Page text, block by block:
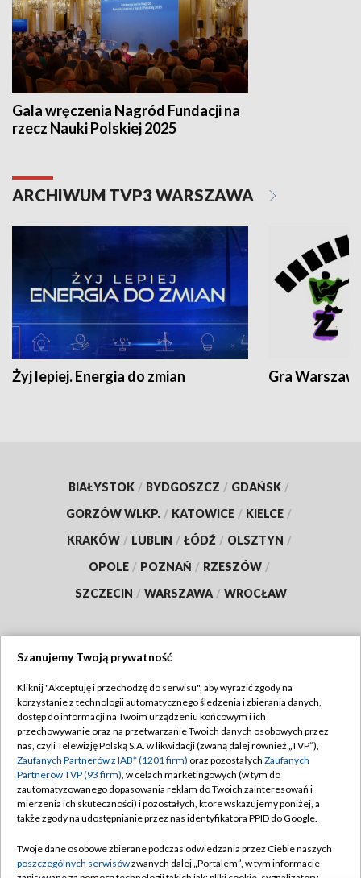
Gala wręczenia Nagród Fundacji na
rzecz Nauki Polskiej 2025
ARCHIWUM TVP3 WARSZAWA
Żyj lepiej. Energia do zmian Gra
BIAŁYSTOK / BYDGOSZCZ / GDAŃSK /
GORZÓW WLKP. / KATOWICE / KIELCE /
KRAKÓW / LUBLIN / ŁÓDŹ / OLSZTYN /
OPOLE / POZNAŃ / RZESZÓW /
SZCZECIN / WARSZAWA / WROCŁAW
TVP
Abonament TVP
Emisja w TVP
Centrum informacji TVP
Naziemna Telewizja Cyfrowa
Rada Programowa
Regulamin TVP
Polityka prywatności
Moje zgody
Pomoc
Kontakt
Szanujemy Twoją prywatność
Kliknij "Akceptuję i przechodzę do serwisu", aby wyrazić zgody na
korzystanie z technologii automatycznego śledzenia i zbierania danych,
dostęp do informacji na Twoim urządzeniu końcowym i ich
przechowywanie oraz na przetwarzanie Twoich danych osobowych przez
nas, czyli Telewizję Polską S.A. w likwidacji (zwaną dalej również „TVP”),
Zaufanych Partnerów z IAB* (1201 firm) oraz pozostałych Zaufanych
Partnerów TVP (93 firm), w celach marketingowych (w tym do
zautomatyzowanego dopasowania reklam do Twoich zainteresowań i
mierzenia ich skuteczności) i pozostałych, które wskazujemy poniżej, a
także zgody na udostępnianie przez nas identyfikatora PPID do Google.
Twoje dane osobowe zbierane podczas odwiedzania przez Ciebie naszych
poszczególnych serwisówzwanych dalej „Portalem”, w tym informacje